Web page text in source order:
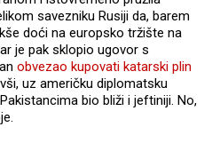
savezniku Rusiji da, barem
doći na europsko tržište na
je pak sklopio ugovor s
obvezao kupovati katarski plin
uz američku diplomatsku
bio bliži i jeftiniji. No,